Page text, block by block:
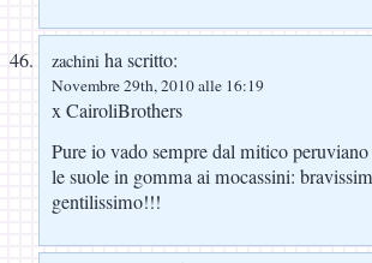
zachini ha scritto:
Novembre 29th, 2010 alle 16:19
x CairoliBrothers
Pure io vado sempre dal mitico
le suole in gomma ai mocassini:
gentilissimo!!!